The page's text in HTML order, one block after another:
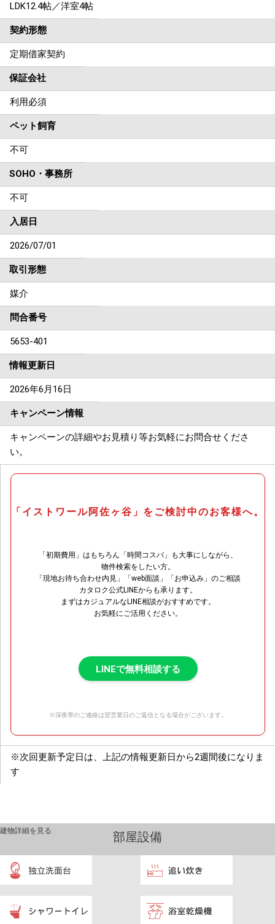
LDK12.4帖／洋室4帖
契約形態
定期借家契約
保証会社
利用必須
ペット飼育
不可
SOHO・事務所
不可
入居日
2026/07/01
取引形態
媒介
問合番号
5653-401
情報更新日
2026年6月16日
キャンペーン情報
キャンペーンの詳細やお見積り等お気軽にお問合せくださ
い。
「イストワール阿佐ヶ谷」をご検討中のお客様へ。
「初期費用」はもちろん「時間コスパ」も大事にしながら、
物件検索をしたい方。
「現地お待ち合わせ内見」「web面談」「お申込み」のご相談
カタロク公式LINEからも承ります。
まずはカジュアルなLINE相談がおすすめです。
お気軽にご活用ください。
LINEで無料相談する
※深夜帯のご連絡は翌営業日のご返信となる場合がございます。
※次回更新予定日は、上記の情報更新日から2週間後になりま
す
部屋設備
建物詳細を見る